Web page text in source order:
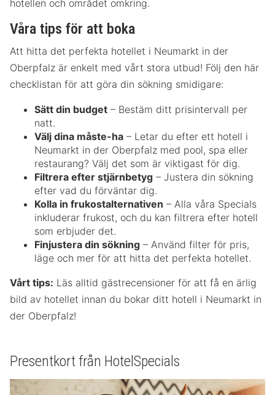
hotellen och området omkring.
Våra tips för att boka
Att hitta det perfekta hotellet i Neumarkt in der
Oberpfalz är enkelt med vårt stora utbud! Följ den här
checklistan för att göra din sökning smidigare:
Sätt din budget – Bestäm ditt prisintervall per
natt.
Välj dina måste-ha – Letar du efter ett hotell i
Neumarkt in der Oberpfalz med pool, spa eller
restaurang? Välj det som är viktigast för dig.
Filtrera efter stjärnbetyg – Justera din sökning
efter vad du förväntar dig.
Kolla in frukostalternativen – Alla våra Specials
inkluderar frukost, och du kan filtrera efter hotell
som erbjuder det.
Finjustera din sökning – Använd filter för pris,
läge och mer för att hitta det perfekta hotellet.
Vårt tips: Läs alltid gästrecensioner för att få en ärlig
bild av hotellet innan du bokar ditt hotell i Neumarkt in
der Oberpfalz!
Presentkort från HotelSpecials